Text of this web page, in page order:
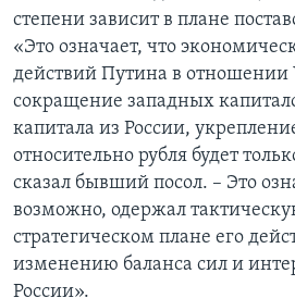
степени зависит в плане
«Это означает, что
действий Путина в
сокращение западных
капитала из России,
относительно рубля будет
сказал бывший посол. – Это
возможно, одержал
стратегическом плане его
изменению баланса сил и
России».